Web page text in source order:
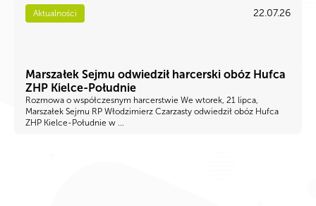
Aktualności 22.07.26
Marszałek Sejmu odwiedził harcerski obóz Hufca
ZHP Kielce-Południe
Rozmowa o współczesnym harcerstwie We wtorek, 21 lipca,
Marszałek Sejmu RP Włodzimierz Czarzasty odwiedził obóz Hufca
ZHP Kielce-Południe w ...